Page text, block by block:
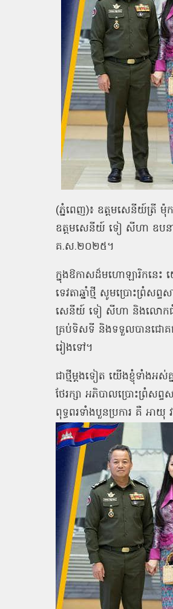
(ភ្នំពេញ)៖ ឧត្ដមសេនីយ៍ត្រី ម៉ុក
ឧត្ដមសេនីយ៍ ទៀ សីហា ឧបនាយ
គ.ស.២០២៥។
ក្នុងឱកាសដ៏មហោឡារិកនេះ
ទេវតាឆ្នាំថ្មី សូមប្រោះព្រំស
សេនីយ៍ ទៀ សីហា និងលោកជំទា
គ្រប់ទិសទី និងទទួលបានជោគជ័
រៀងទៅ។
ជាថ្មីម្ដងទៀត យើងខ្ញុំទាំងអ
ថែរក្សា អភិបាលប្រោះព្រំស
ពុទ្ធពរទាំងបួនប្រការ គឺ អា